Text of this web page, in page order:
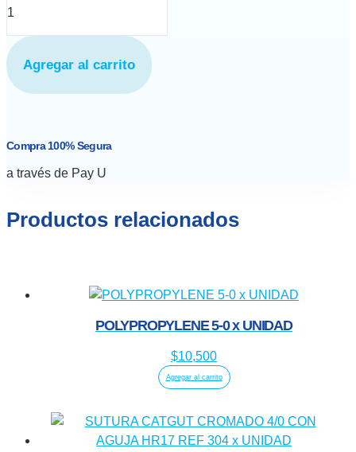
Agregar al carrito
Compra 100% Segura
a través de Pay U
Productos relacionados
POLYPROPYLENE 5-0 x UNIDAD
$10,500
Agregar al carrito